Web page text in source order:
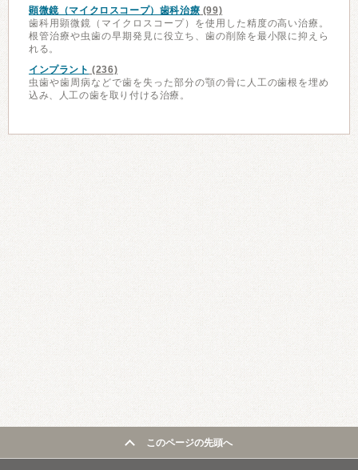
顕微鏡（マイクロスコープ）歯科治療 (99)
歯科用顕微鏡（マイクロスコープ）を使用した精度の高い治療。
根管治療や虫歯の早期発見に役立ち、歯の削除を最小限に抑えら
れる。
インプラント (236)
虫歯や歯周病などで歯を失った部分の顎の骨に人工の歯根を埋め
込み、人工の歯を取り付ける治療。
このページの先頭へ